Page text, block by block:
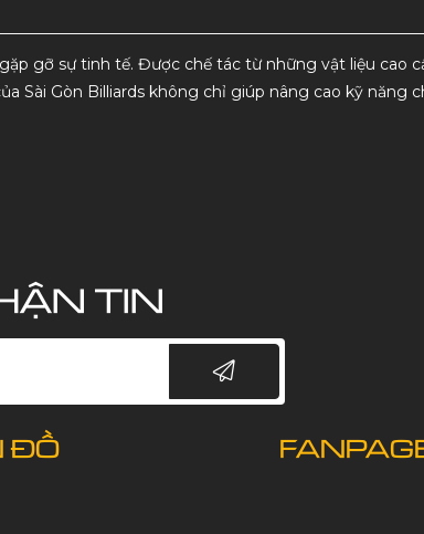
gỡ sự tinh tế. Được chế tác từ những vật liệu cao
Sài Gòn Billiards không chỉ giúp nâng cao kỹ năng
TIN
ĐỒ